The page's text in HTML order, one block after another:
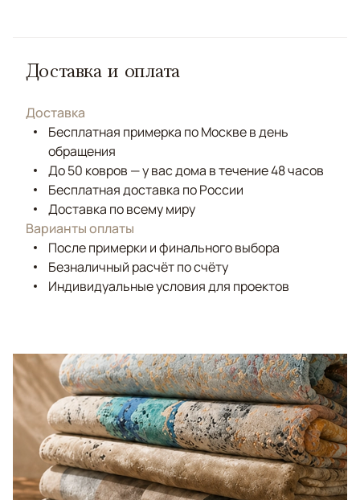
Доставка и оплата
Доставка
Бесплатная примерка по Москве в день
обращения
До 50 ковров — у вас дома в течение 48 часов
Бесплатная доставка по России
Доставка по всему миру
Варианты оплаты
После примерки и финального выбора
Безналичный расчёт по счёту
Индивидуальные условия для проектов